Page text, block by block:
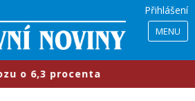
Přihlášení
MENU
procenta